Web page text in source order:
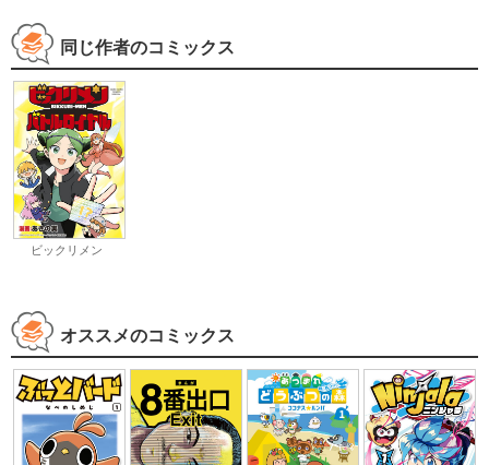
同じ作者のコミックス
ビックリメン
オススメのコミックス